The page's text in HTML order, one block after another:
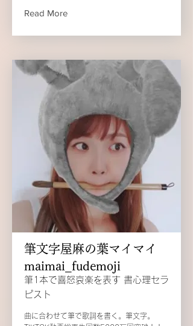
Read More
筆文字屋麻の葉マイマイ
maimai_fudemoji
筆1本で喜怒哀楽を表す 書心理セラ
ピスト
曲に合わせて筆で歌詞を書く。筆文字。